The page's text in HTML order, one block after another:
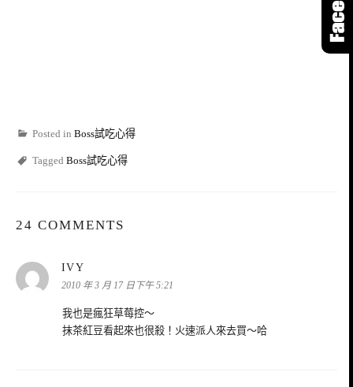
Posted in Boss試吃心得
Tagged Boss試吃心得
24 COMMENTS
IVY
示:
2010 年 3 月 17 日下午 5:21
我也是瘋狂草莓控～
抹茶紅豆看起來也很殺！火速派人來去買～哈